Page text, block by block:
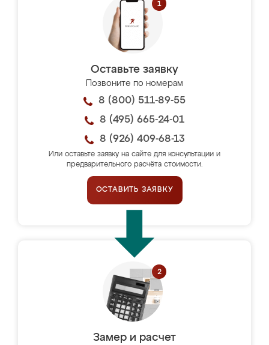
Оставьте заявку
Позвоните по номерам
8 (800) 511-89-55
8 (495) 665-24-01
8 (926) 409-68-13
Или оставьте заявку на сайте для консультации и
предварительного расчёта стоимости.
ОСТАВИТЬ ЗАЯВКУ
Замер и расчет